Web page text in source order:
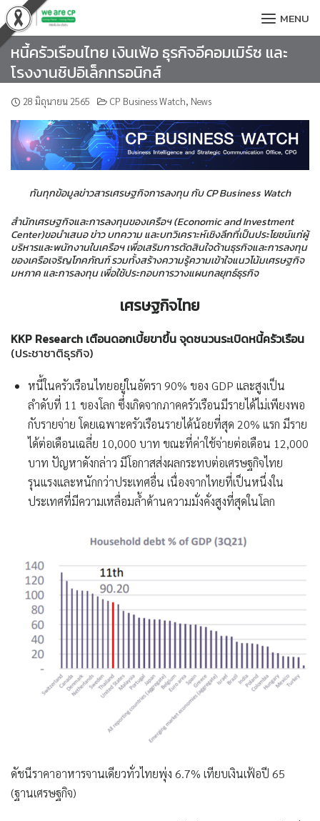
Skip
to
content
MENU
หนี้ครัวเรือนไทย เงินเฟ้อ ธุรกิจอีคอมเมิร์ซ และ
โรงงานชิปอิเล็กทรอนิกส์
28 มิถุนายน 2565 CP Business Watch, News
ทันทุกข้อมูลข่าวสารเศรษฐกิจการลงทุน กับ CP Business Watch
สำนักเศรษฐกิจและการลงทุนของเครือฯ (Economic and Investment
Center)ขอนำเสนอ ข่าว บทความ และบทวิเคราะห์เชิงลึกที่เป็นประโยชน์แก่ผู้
บริหารและพนักงานในเครือฯ เพื่อเสริมการตัดสินใจด้านธุรกิจและการลงทุน
ของเครือเจริญโภคภัณฑ์ รวมทั้งสร้างความรู้ความเข้าใจแนวโน้มเศรษฐกิจ
มหภาค และการลงทุน เพื่อใช้ประกอบการวางแผนกลยุทธ์ธุรกิจ
เศรษฐกิจไทย
KKP Research เตือนดอกเบี้ยขาขึ้น จุดชนวนระเบิดหนี้ครัวเรือน
(ประชาชาติธุรกิจ)
หนี้ในครัวเรือนไทยอยู่ในอัตรา 90% ของ GDP และสูงเป็น
ลำดับที่ 11 ของโลก ซึ่งเกิดจากภาคครัวเรือนมีรายได้ไม่เพียงพอ
กับรายจ่าย โดยเฉพาะครัวเรือนรายได้น้อยที่สุด 20% แรก มีราย
ได้ต่อเดือนเฉลี่ย 10,000 บาท ขณะที่ค่าใช้จ่ายต่อเดือน 12,000
บาท ปัญหาดังกล่าว มีโอกาสส่งผลกระทบต่อเศรษฐกิจไทย
รุนแรงและหนักกว่าประเทศอื่น เนื่องจากไทยที่เป็นหนึ่งใน
ประเทศที่มีความเหลื่อมล้ำด้านความมั่งคั่งสูงที่สุดในโลก
ดัชนีราคาอาหารจานเดียวทั่วไทยพุ่ง 6.7% เทียบเงินเฟ้อปี 65
(ฐานเศรษฐกิจ)